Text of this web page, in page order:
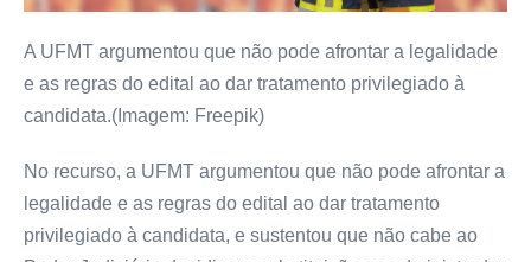
A UFMT argumentou que não pode afrontar a legalidade
e as regras do edital ao dar tratamento privilegiado à
candidata.(Imagem: Freepik)
No recurso, a UFMT argumentou que não pode afrontar a
legalidade e as regras do edital ao dar tratamento
privilegiado à candidata, e sustentou que não cabe ao